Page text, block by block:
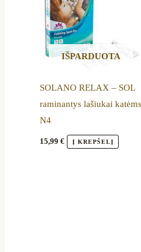
IŠPARDUOTA
SOLANO RELAX – SOL
raminantys lašiukai katėms
N4
15,99€ Į KREPŠELĮ